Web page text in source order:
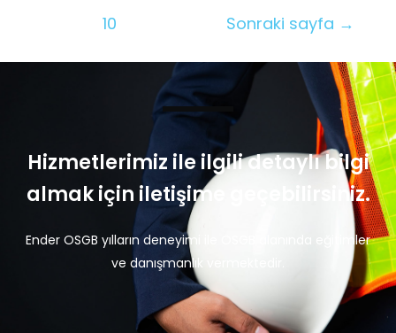
10
Sonraki sayfa →
Hizmetlerimiz ile ilgili detaylı bilgi
almak için iletişime geçebilirsiniz.
Ender OSGB yılların deneyimi ile OSGB alanında eğitimler
ve danışmanlık vermektedir.